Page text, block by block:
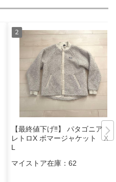
【最終値下げ‼︎】 パタゴニア
レトロX ボマージャケット XX
L
マイストア在庫： 62